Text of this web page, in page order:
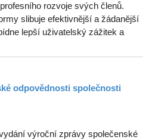
rozvoje svých členů.
slibuje efektivnější a žádanější
lepší uživatelský zážitek a
odpovědnosti společnosti
výroční zprávy společenské